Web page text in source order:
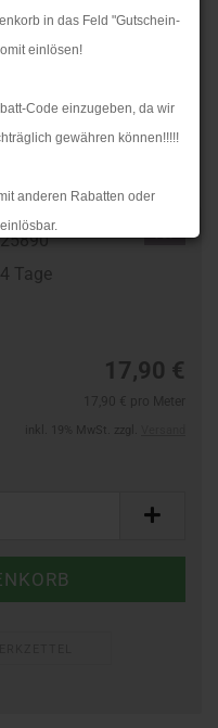
in das Feld "Gutschein-
einlösen!
Code einzugeben, da wir
gewähren können!!!!!
anderen Rabatten oder
wie gewohnt. Aufgrund des
Lieferzeiten kommen.
TOP
Tage
17,90 €